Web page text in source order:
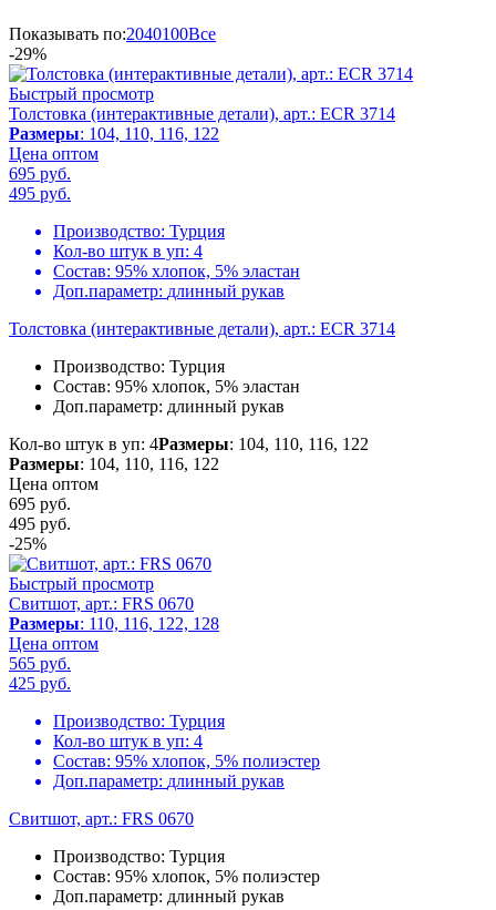
Показывать по:2040100Все
-29%
Быстрый просмотр
Толстовка (интерактивные детали), арт.: ECR 3714
Размеры: 104, 110, 116, 122
Цена оптом
695 руб.
495 руб.
Производство: Турция
Кол-во штук в уп: 4
Состав: 95% хлопок, 5% эластан
Доп.параметр: длинный рукав
Толстовка (интерактивные детали), арт.: ECR 3714
Производство: Турция
Состав: 95% хлопок, 5% эластан
Доп.параметр: длинный рукав
Кол-во штук в уп: 4Размеры: 104, 110, 116, 122
Размеры: 104, 110, 116, 122
Цена оптом
695 руб.
495 руб.
-25%
Быстрый просмотр
Свитшот, арт.: FRS 0670
Размеры: 110, 116, 122, 128
Цена оптом
565 руб.
425 руб.
Производство: Турция
Кол-во штук в уп: 4
Состав: 95% хлопок, 5% полиэстер
Доп.параметр: длинный рукав
Свитшот, арт.: FRS 0670
Производство: Турция
Состав: 95% хлопок, 5% полиэстер
Доп.параметр: длинный рукав